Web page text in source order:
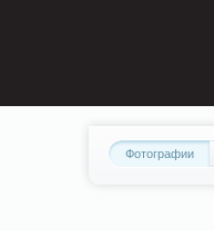
Фотографии